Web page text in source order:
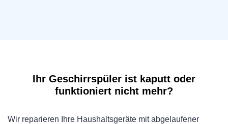
Ihr Geschirrspüler ist kaputt oder
funktioniert nicht mehr?
Wir reparieren Ihre Haushaltsgeräte mit abgelaufener